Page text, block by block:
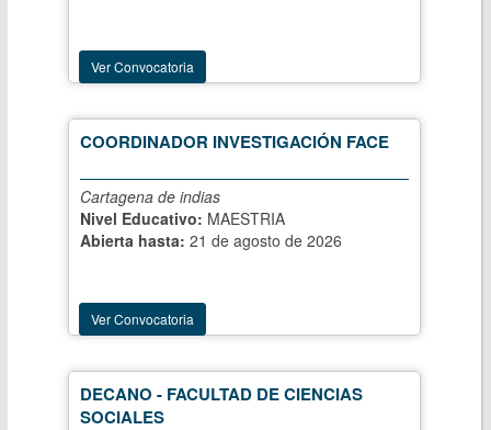
Ver Convocatoria
COORDINADOR INVESTIGACIÓN FACE
Cartagena de indias
Nivel Educativo: MAESTRIA
Abierta hasta: 21 de agosto de 2026
Ver Convocatoria
DECANO - FACULTAD DE CIENCIAS
SOCIALES